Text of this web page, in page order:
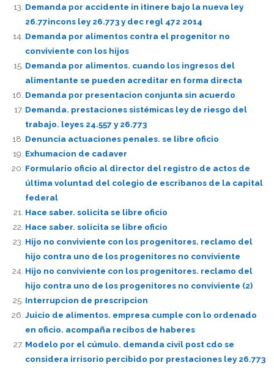
Demanda por accidente in itinere bajo la nueva ley
26.77incons ley 26.773 y dec regl 472 2014
Demanda por alimentos contra el progenitor no
conviviente con los hijos
Demanda por alimentos. cuando los ingresos del
alimentante se pueden acreditar en forma directa
Demanda por presentacion conjunta sin acuerdo
Demanda. prestaciones sistémicas ley de riesgo del
trabajo. leyes 24.557 y 26.773
Denuncia actuaciones penales. se libre oficio
Exhumacion de cadaver
Formulario oficio al director del registro de actos de
última voluntad del colegio de escribanos de la capital
federal
Hace saber. solicita se libre oficio
Hace saber. solicita se libre oficio
Hijo no conviviente con los progenitores. reclamo del
hijo contra uno de los progenitores no conviviente
Hijo no conviviente con los progenitores. reclamo del
hijo contra uno de los progenitores no conviviente (2)
Interrupcion de prescripcion
Juicio de alimentos. empresa cumple con lo ordenado
en oficio. acompaña recibos de haberes
Modelo por el cúmulo. demanda civil post cdo se
considera irrisorio percibido por prestaciones ley 26.773